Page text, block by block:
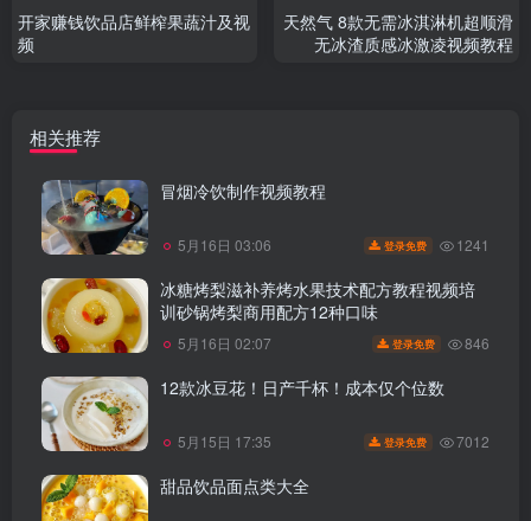
开家赚钱饮品店鲜榨果蔬汁及视
频
天然气 8款无需冰淇淋机超顺滑
无冰渣质感冰激凌视频教程
相关推荐
冒烟冷饮制作视频教程
5月16日 03:06 登录免费 1241
冰糖烤梨滋补养烤水果技术配方教程视频培
训砂锅烤梨商用配方12种口味
5月16日 02:07 登录免费 846
12款冰豆花！日产千杯！成本仅个位数
5月15日 17:35 登录免费 7012
甜品饮品面点类大全